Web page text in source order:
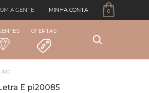
A GENTE MINHA CONTA 0
OFERTAS
E pi20085